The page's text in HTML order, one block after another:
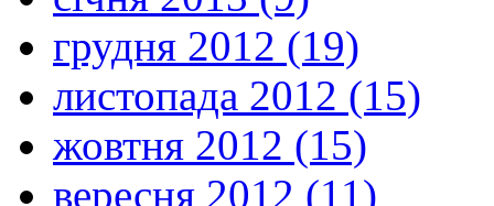
грудня 2012 (19)
листопада 2012 (15)
жовтня 2012 (15)
вересня 2012 (11)